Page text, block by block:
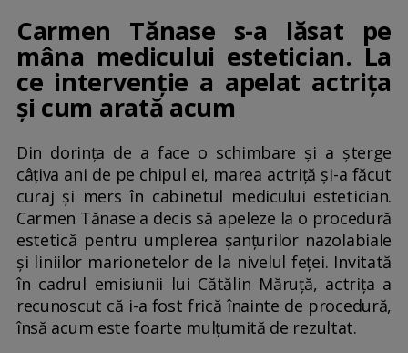
Carmen Tănase s-a lăsat pe
mâna medicului estetician. La
ce intervenție a apelat actrița
și cum arată acum
Din dorința de a face o schimbare și a șterge
câțiva ani de pe chipul ei, marea actriță și-a făcut
curaj și mers în cabinetul medicului estetician.
Carmen Tănase a decis să apeleze la o procedură
estetică pentru umplerea șanțurilor nazolabiale
și liniilor marionetelor de la nivelul feței. Invitată
în cadrul emisiunii lui Cătălin Măruță, actrița a
recunoscut că i-a fost frică înainte de procedură,
însă acum este foarte mulțumită de rezultat.